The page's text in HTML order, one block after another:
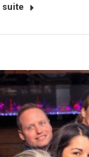
suite